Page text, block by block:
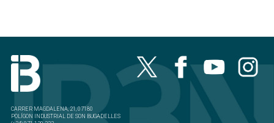
CARRER MAGDALENA, 21, 07180
POLÍGON INDUSTRIAL DE SON BUGADELLES